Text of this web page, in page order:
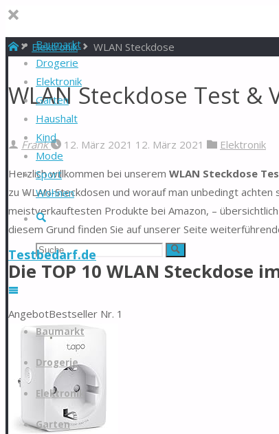
Baumarkt
Drogerie
Elektronik
Garten
Haushalt
Kind
Mode
Sport
Wohnen
Suche
Suchen
nach:
Suche
Testbedarf.de
Zum
springen
Baumarkt
Drogerie
Elektronik
Garten
StartElektronik WLAN Steckdose
WLAN Steckdose Test &
Frank 12. März 2021 12. März 2021 Elektronik
Herzlich willkommen bei unserem WLAN Steckdose
zu WLAN-Steckdosen und worauf man unbedingt
meistverkauftesten Produkte bei Amazon, –
diesem Grund finden Sie auf unserer Seite
Die TOP 10 WLAN Steckdose
AngebotBestseller Nr. 1